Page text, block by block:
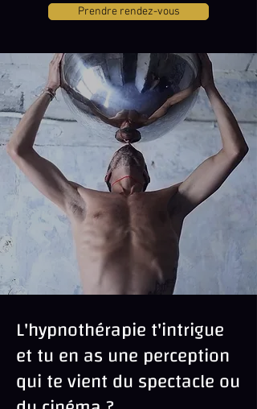
Prendre rendez-vous
L'hypnothérapie t'intrigue
et tu en as une perception
qui te vient du spectacle ou